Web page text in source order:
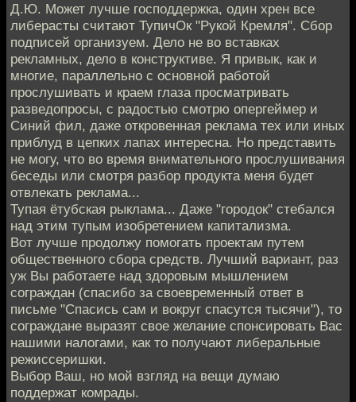
Д.Ю. Может лучше господдержка, один хрен все
либерасты считают ТупичОк "Рукой Кремля". Сбор
подписей организуем. Дело не во вставках
рекламных, дело в конструктиве. Я привык, как и
многие, параллельно с основной работой
прослушивать и краем глаза просматривать
разведопросы, с радостью смотрю опергеймер и
Синий фил, даже откровенная реклама тех или иных
приблуд в цепких лапах интересна. Но представить
не могу, что во время внимательного прослушивания
беседы или смотря разбор продукта меня будет
отвлекать реклама...
Тупая ётубская рыклама... Даже "городок" стебался
над этим тупым изобретением капитализма.
Вот лучше продолжу помогать проектам путем
общественного сбора средств. Лучший вариант, раз
уж Вы работаете над здоровым мышлением
сограждан (спасибо за своевременный ответ в
письме "Спасись сам и вокруг спасутся тысячи"), то
сограждане выразят свое желание спонсировать Вас
нашими налогами, как то получают либеральные
режиссеришки.
Выбор Ваш, но мой взгляд на вещи думаю
поддержат комрады.